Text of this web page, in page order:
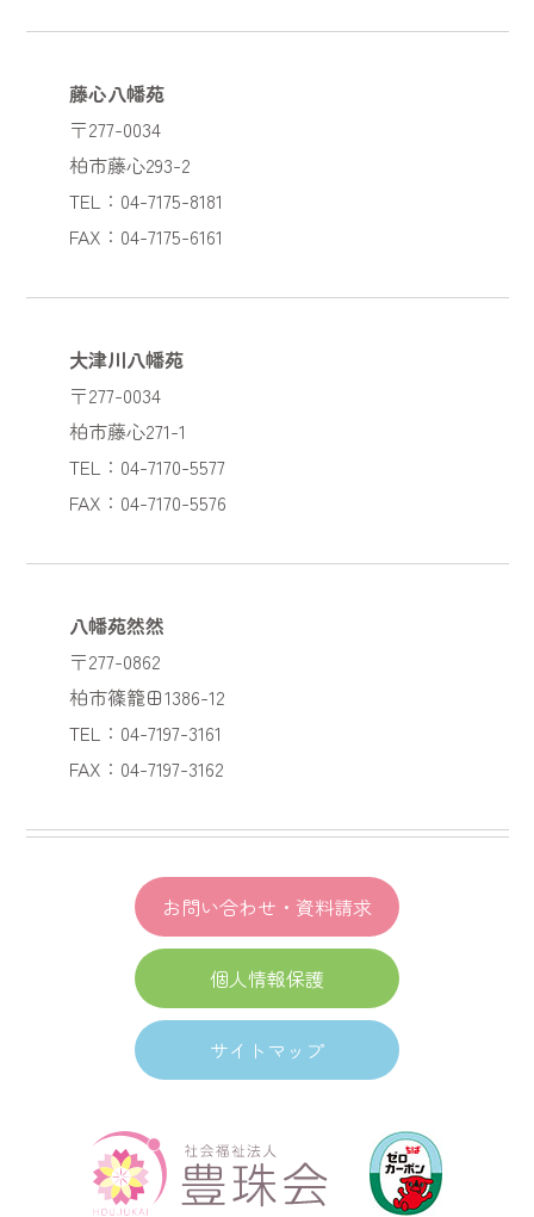
藤心八幡苑
〒277-0034
柏市藤心293-2
TEL：04-7175-8181
FAX：04-7175-6161
大津川八幡苑
〒277-0034
柏市藤心271-1
TEL：04-7170-5577
FAX：04-7170-5576
八幡苑然然
〒277-0862
柏市篠籠田1386-12
TEL：04-7197-3161
FAX：04-7197-3162
お問い合わせ・資料請求
個人情報保護
サイトマップ